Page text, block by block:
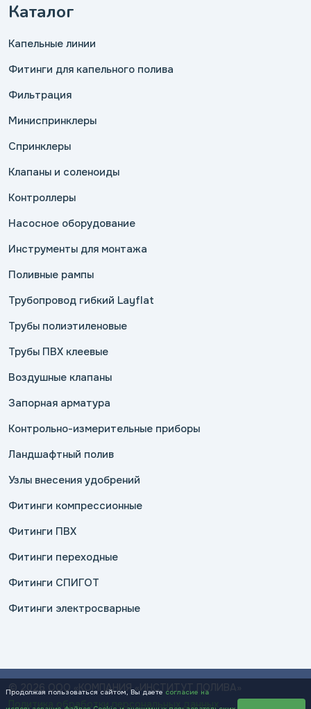
Каталог
Капельные линии
Фитинги для капельного полива
Фильтрация
Миниспринклеры
Спринклеры
Клапаны и соленоиды
Контроллеры
Насосное оборудование
Инструменты для монтажа
Поливные рампы
Трубопровод гибкий Layflat
Трубы полиэтиленовые
Трубы ПВХ клеевые
Воздушные клапаны
Запорная арматура
Контрольно-измерительные приборы
Ландшафтный полив
Узлы внесения удобрений
Фитинги компрессионные
Фитинги ПВХ
Фитинги переходные
Фитинги СПИГОТ
Фитинги электросварные
© 2026 ООО «КОМПАНИЯ «ИНСТИТУТ ПОЛИВА»
Политика обработки персональных данных
Продолжая пользоваться сайтом, Вы даете согласие на